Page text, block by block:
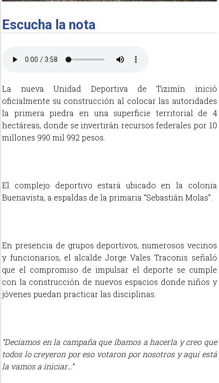
Escucha la nota
La nueva Unidad Deportiva de Tizimín inició
oficialmente su construcción al colocar las autoridades
la primera piedra en una superficie territorial de 4
hectáreas, donde se invertirán recursos federales por 10
millones 990 mil 992 pesos.
El complejo deportivo estará ubicado en la colonia
Buenavista, a espaldas de la primaria “Sebastián Molas”.
En presencia de grupos deportivos, numerosos vecinos
y funcionarios, el alcalde Jorge Vales Traconis señaló
que el compromiso de impulsar el deporte se cumple
con la construcción de nuevos espacios donde niños y
jóvenes puedan practicar las disciplinas.
“Decíamos en la campaña que íbamos a hacerla y creo que
todos lo creyeron por eso votaron por nosotros y aquí está
la vamos a iniciar…”